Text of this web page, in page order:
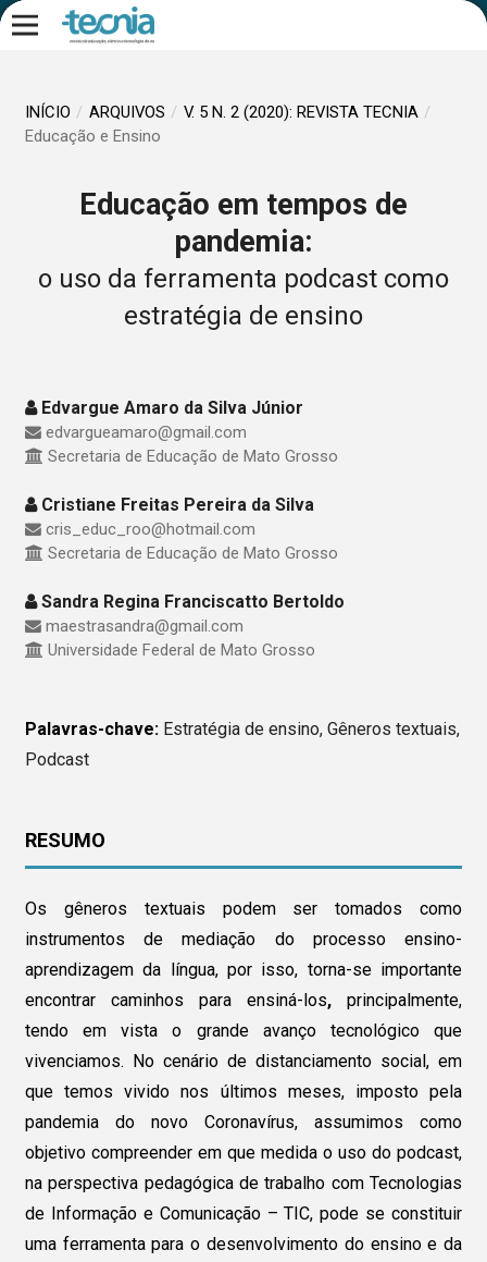
INÍCIO / ARQUIVOS / V. 5 N. 2 (2020): REVISTA TECNIA /
Educação e Ensino
Educação em tempos de
pandemia:
o uso da ferramenta podcast como
estratégia de ensino
Edvargue Amaro da Silva Júnior
edvargueamaro@gmail.com
Secretaria de Educação de Mato Grosso
Cristiane Freitas Pereira da Silva
cris_educ_roo@hotmail.com
Secretaria de Educação de Mato Grosso
Sandra Regina Franciscatto Bertoldo
maestrasandra@gmail.com
Universidade Federal de Mato Grosso
Palavras-chave: Estratégia de ensino, Gêneros textuais,
Podcast
RESUMO
Os gêneros textuais podem ser tomados como
instrumentos de mediação do processo ensino-
aprendizagem da língua, por isso, torna-se importante
encontrar caminhos para ensiná-los,principalmente,
tendo em vista o grande avanço tecnológico que
vivenciamos. No cenário de distanciamento social, em
que temos vivido nos últimos meses, imposto pela
pandemia do novo Coronavírus, assumimos como
objetivo compreender em que medida o uso do podcast,
na perspectiva pedagógica de trabalho com Tecnologias
de Informação e Comunicação – TIC, pode se constituir
uma ferramenta para o desenvolvimento do ensino e da